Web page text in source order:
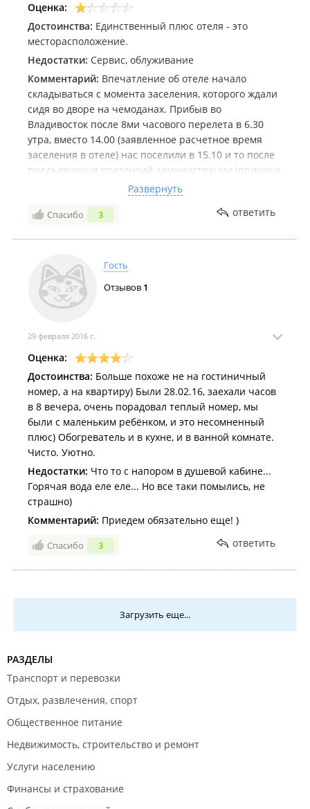
Оценка:
Достоинства: Единственный плюс отеля - это
месторасположение.
Недостатки: Сервис, облуживание
Комментарий: Впечатление об отеле начало
складываться с момента заселения, которого ждали
сидя во дворе на чемоданах. Прибыв во
Владивосток после 8ми часового перелета в 6.30
утра, вместо 14.00 (заявленное расчетное время
заселения в отеле) нас поселили в 15.10 и то после
предъявления претензий администрации (причина
задержки по словам администратора: некому убрать
номер и ей придется лично заняться уборкой).
Поднявшись на второй этаж и увидев номер, мы
зелеными депрессивными стенами; "убитая"
мебель - такая же дешевка; гнилой затхлый запах
старья в номере; замызганные стены, двери и
кафель в ванной; душевая кабина, покрытая
отсутствует, поэтому все вещи приходилось
размещать на сушилке. Перебои с холодной водой
(в момент принятия душа внезапно пропадает
холодная вода и вас ошпаривает горячая). Из семи
дней проживания два дня не убирали номер
вообще (приходилось настоятельно требовать
прибрать номер, вынести мусор, поменять
полотенца, принести туалетную бумагу и мыло).
Белые полотенца серо-землистого цвета
(неизвестно где и как их стирают).
Развернуть
Спасибо 3 ответить
Гость
Отзывов 1
29 февраля 2016 г.
Оценка:
Достоинства: Больше похоже не на гостиничный
номер, а на квартиру) Были 28.02.16, заехали часов
в 8 вечера, очень порадовал теплый номер, мы
были с маленьким ребёнком, и это несомненный
плюс) Обогреватель и в кухне, и в ванной комнате.
Чисто. Уютно.
Недостатки: Что то с напором в душевой кабине...
Горячая вода еле еле... Но все таки помылись, не
страшно)
Комментарий: Приедем обязательно еще! )
Спасибо 3 ответить
Загрузить еще...
РАЗДЕЛЫ
Транспорт и перевозки
Отдых, развлечения, спорт
Общественное питание
Недвижимость, строительство и ремонт
Услуги населению
Финансы и страхование